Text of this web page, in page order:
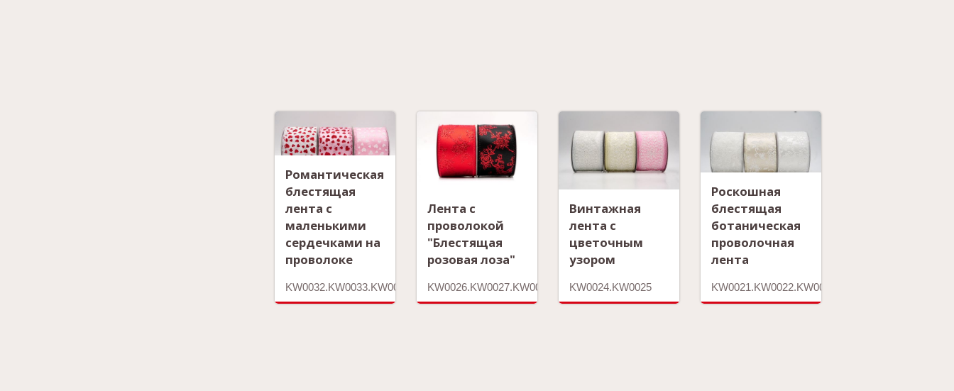
Романтическая
блестящая
лента с
маленькими
сердечками на
проволоке
KW0032.KW0033.KW0034.KW0035
Лента с
проволокой
"Блестящая
розовая лоза"
KW0026.KW0027.KW0028
Винтажная
лента с
цветочным
узором
KW0024.KW0025
Роскошная
блестящая
ботаническая
проволочная
лента
KW0021.KW0022.KW0023.KW0068